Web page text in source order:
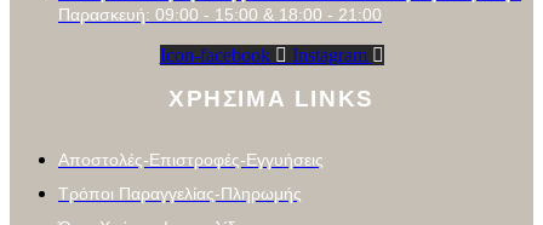
Παρασκευή: 09:00 - 15:00 & 18:00 - 21:00
Icon-facebook Instagram
ΧΡΗΣΙΜΑ LINKS
Αποστολές-Επιστροφές-Εγγυήσεις
Τρόποι Παραγγελίας-Πληρωμής